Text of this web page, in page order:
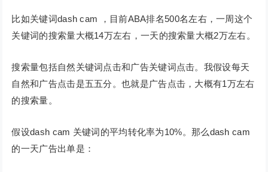
比如关键词dash cam ，目前ABA排名500名左右，一周这个
关键词的搜索量大概14万左右，一天的搜索量大概2万左右。
搜索量包括自然关键词点击和广告关键词点击。我假设每天
自然和广告点击是五五分。也就是广告点击，大概有1万左右
的搜索量。
假设dash cam 关键词的平均转化率为10%。那么dash cam
的一天广告出单是：